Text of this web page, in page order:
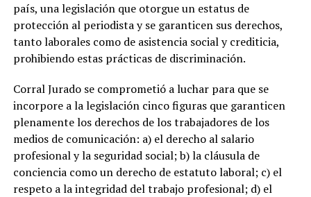
país, una legislación que otorgue un estatus de
protección al periodista y se garanticen sus derechos,
tanto laborales como de asistencia social y crediticia,
prohibiendo estas prácticas de discriminación.
Corral Jurado se comprometió a luchar para que se
incorpore a la legislación cinco figuras que garanticen
plenamente los derechos de los trabajadores de los
medios de comunicación: a) el derecho al salario
profesional y la seguridad social; b) la cláusula de
conciencia como un derecho de estatuto laboral; c) el
respeto a la integridad del trabajo profesional; d) el